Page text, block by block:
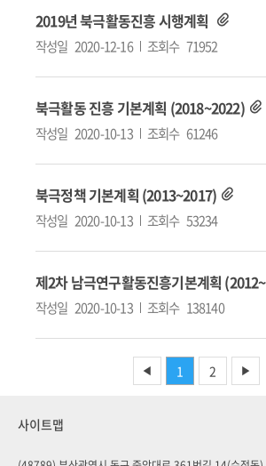
2019년 북극활동진흥 시행계획
작성일 2020-12-16 조회수 71952
북극활동 진흥 기본계획 (2018~2022)
작성일 2020-10-13 조회수 61246
북극정책 기본계획 (2013~2017)
작성일 2020-10-13 조회수 53234
제2차 남극연구활동진흥기본계획
작성일 2020-10-13 조회수 138140
◀ 1 2 ▶
사이트맵